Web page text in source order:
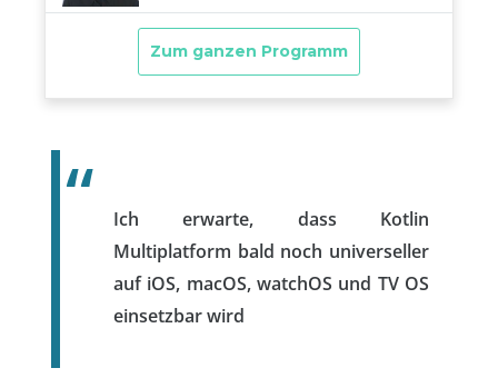
Ich erwarte, dass Kotlin
Multiplatform bald noch universeller
auf iOS, macOS, watchOS und TV OS
einsetzbar wird